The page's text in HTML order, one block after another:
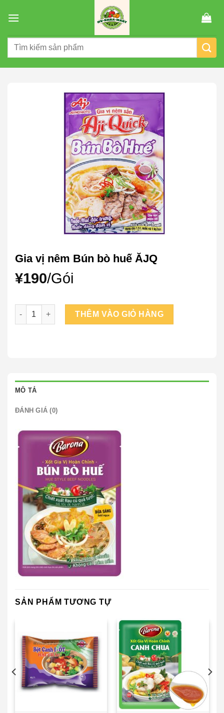
đến
dung
Tìm
Gia vị nêm Bún bò huế ĂJQ
¥190/Gói
Gia vị nêm Bún bò huế ĂJQ số lượng
THÊM VÀO GIỎ HÀNG
MÔ TẢ
ĐÁNH GIÁ (0)
SẢN PHẨM TƯƠNG TỰ